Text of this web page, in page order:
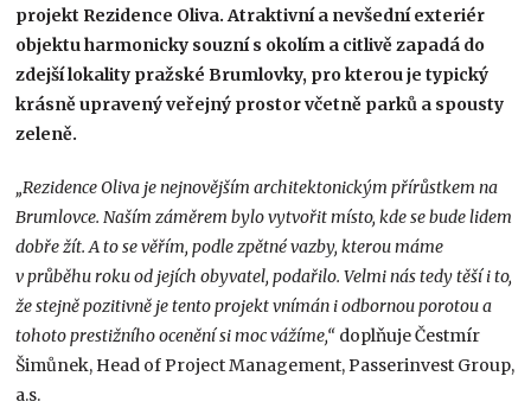
projekt Rezidence Oliva. Atraktivní a nevšední exteriér
objektu harmonicky souzní s okolím a citlivě zapadá do
zdejší lokality pražské Brumlovky, pro kterou je typický
krásně upravený veřejný prostor včetně parků a spousty
zeleně.
„Rezidence Oliva je nejnovějším architektonickým přírůstkem na
Brumlovce. Naším záměrem bylo vytvořit místo, kde se bude lidem
dobře žít. A to se věřím, podle zpětné vazby, kterou máme
v průběhu roku od jejích obyvatel, podařilo. Velmi nás tedy těší i to,
že stejně pozitivně je tento projekt vnímán i odbornou porotou a
tohoto prestižního ocenění si moc vážíme,“ doplňuje Čestmír
Šimůnek, Head of Project Management, Passerinvest Group,
a.s.